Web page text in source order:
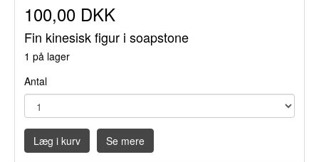
100,00 DKK
Fin kinesisk figur i soapstone
1 på lager
Antal
Læg i kurv Se mere